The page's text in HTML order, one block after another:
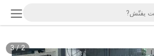
2
/
3